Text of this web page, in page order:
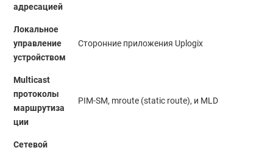
адресацией
Локальное
управление
устройством
Сторонние приложения Uplogix
Multicast
протоколы
маршрутиза
ции
PIM-SM, mroute (static route), и MLD
Сетевой